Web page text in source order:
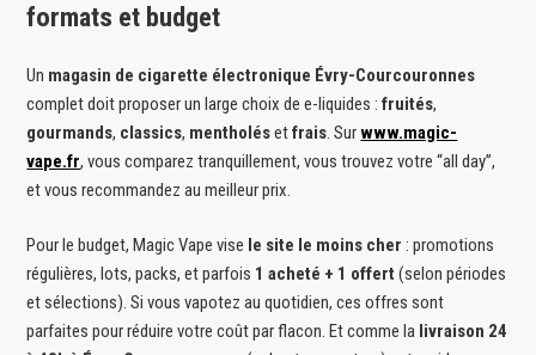
formats et budget
Un magasin de cigarette électronique Évry-Courcouronnes
complet doit proposer un large choix de e-liquides :fruités,
gourmands, classics, mentholésetfrais. Surwww.magic-
vape.fr, vous comparez tranquillement, vous trouvez votre “all day”,
et vous recommandez au meilleur prix.
Pour le budget, Magic Vape vise le site le moins cher : promotions
régulières, lots, packs, et parfois 1 acheté + 1 offert (selon périodes
et sélections). Si vous vapotez au quotidien, ces offres sont
parfaites pour réduire votre coût par flacon. Et comme la livraison 24